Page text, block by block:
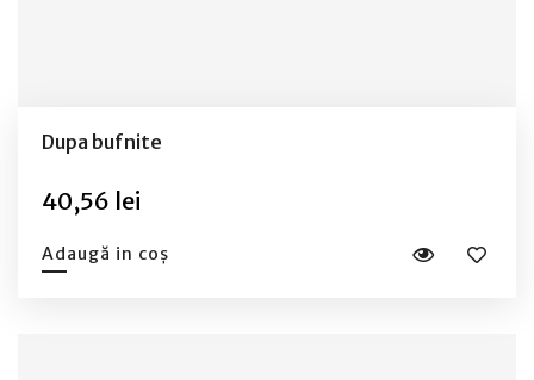
Dupa bufnite
40,56 lei
Adaugă in coș